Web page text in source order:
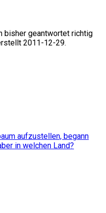
bisher geantwortet richtig
2011-12-29.
aufzustellen, begann
in welchen Land?